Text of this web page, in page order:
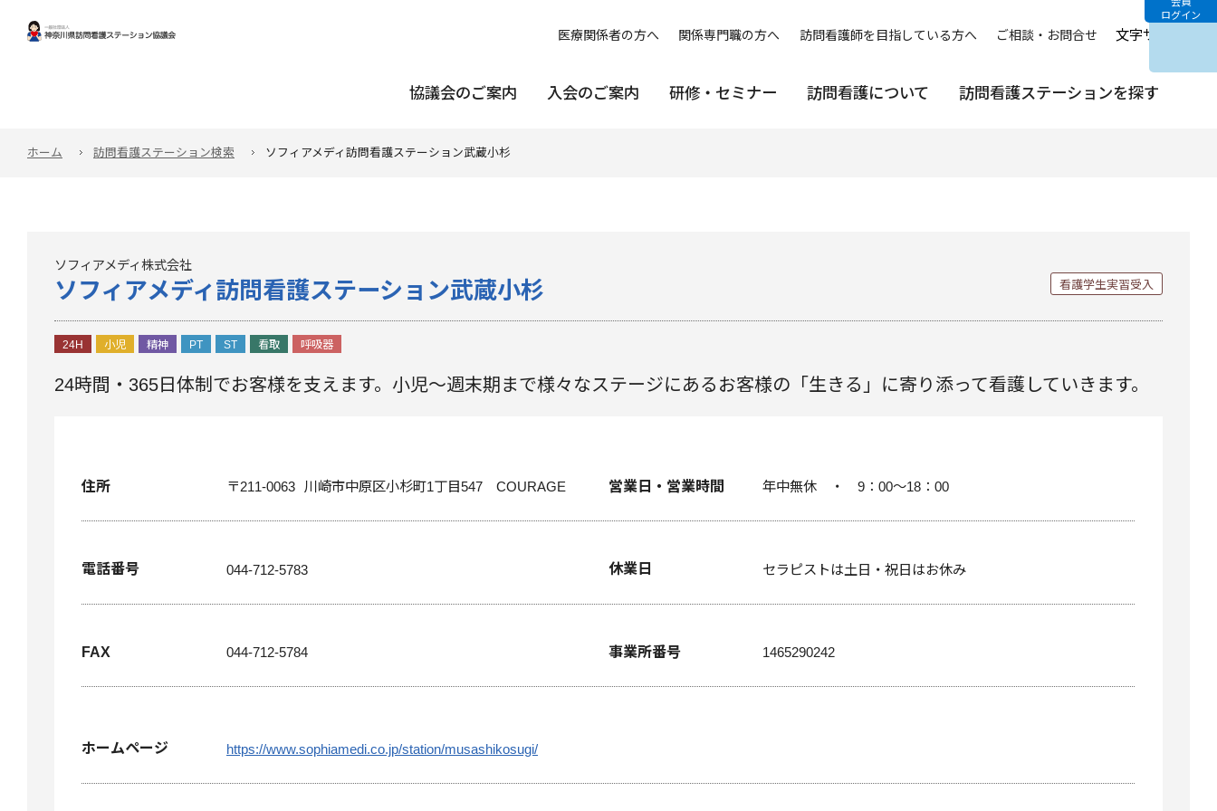
医療関係者の方へ 関係専門職の方へ 訪問看護師を目指している方へ ご相談・お問合せ 文字サイズ
ログイン
協議会のご案内 入会のご案内 研修・セミナー 訪問看護について 訪問看護ステーションを探す
ホーム 訪問看護ステーション検索 ソフィアメディ訪問看護ステーション武蔵小杉
ソフィアメディ株式会社
ソフィアメディ訪問看護ステーション武蔵小杉 看護学生実習受入
24H 小児 精神 PT ST 看取 呼吸器
24時間・365日体制でお客様を支えます。小児～週末期まで様々なステージにあるお客様の「生きる」に寄り添って看護していきます。
住所 〒211-0063 川崎市中原区小杉町1丁目547 COURAGE
電話番号 044-712-5783
FAX 044-712-5784
営業日・営業時間 年中無休 ・ 9：00～18：00
休業日 セラピストは土日・祝日はお休み
事業所番号 1465290242
ホームページ https://www.sophiamedi.co.jp/station/musashikosugi/